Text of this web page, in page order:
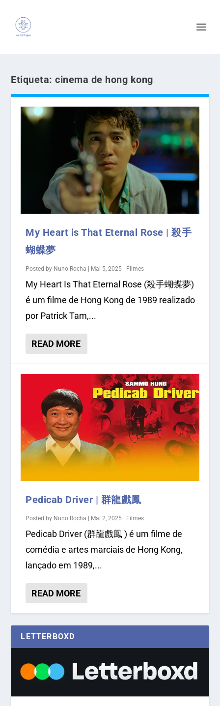
Etiqueta:cinema de hong kong
My Heart is That Eternal Rose | 殺手
蝴蝶夢
Posted by Nuno Rocha | Mai 5, 2025 | Filmes
My Heart Is That Eternal Rose (殺手蝴蝶夢)
é um filme de Hong Kong de 1989 realizado
por Patrick Tam,...
READ MORE
Pedicab Driver | 群龍戲鳳
Posted by Nuno Rocha | Mai 2, 2025 | Filmes
Pedicab Driver (群龍戲鳳 ) é um filme de
comédia e artes marciais de Hong Kong,
lançado em 1989,...
READ MORE
LETTERBOXD